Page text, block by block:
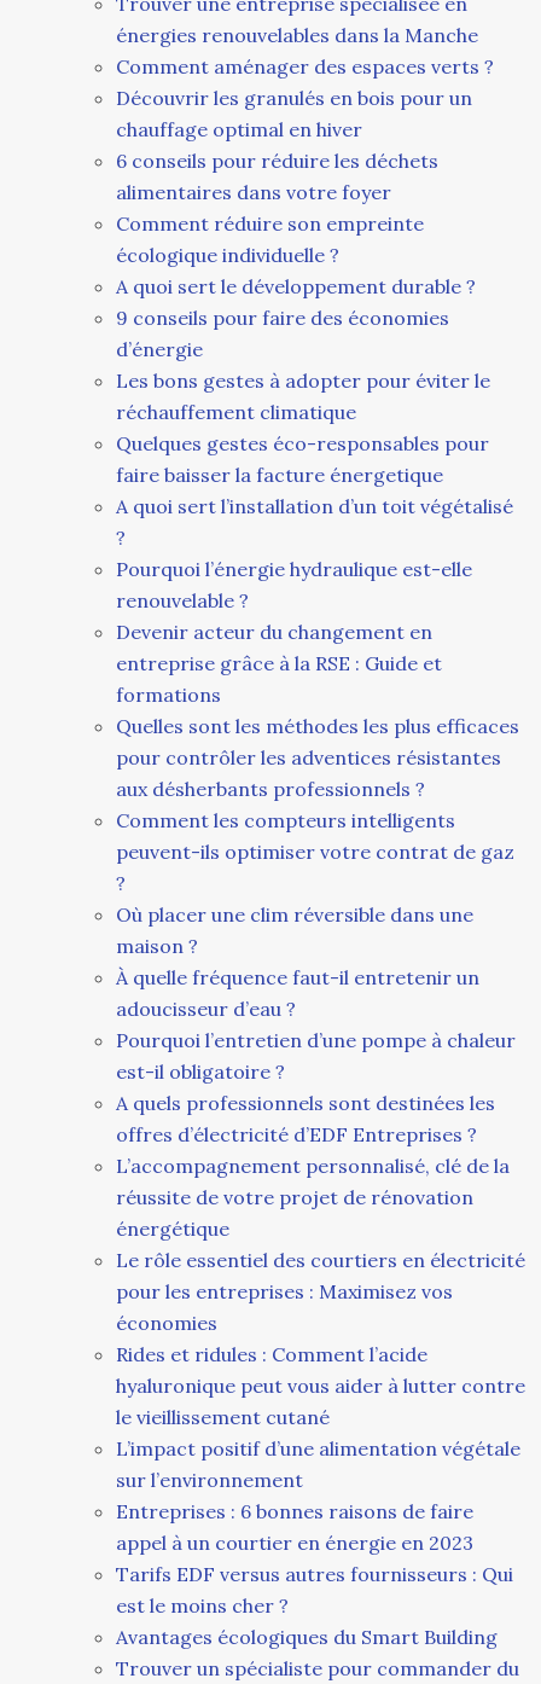
énergies renouvelables dans la Manche
Comment aménager des espaces verts ?
Découvrir les granulés en bois pour un
chauffage optimal en hiver
6 conseils pour réduire les déchets
alimentaires dans votre foyer
Comment réduire son empreinte
écologique individuelle ?
A quoi sert le développement durable ?
9 conseils pour faire des économies
d’énergie
Les bons gestes à adopter pour éviter le
réchauffement climatique
Quelques gestes éco-responsables pour
faire baisser la facture énergetique
A quoi sert l’installation d’un toit végétalisé
?
Pourquoi l’énergie hydraulique est-elle
renouvelable ?
Devenir acteur du changement en
entreprise grâce à la RSE : Guide et
formations
Quelles sont les méthodes les plus efficaces
pour contrôler les adventices résistantes
aux désherbants professionnels ?
Comment les compteurs intelligents
peuvent-ils optimiser votre contrat de gaz
?
Où placer une clim réversible dans une
maison ?
À quelle fréquence faut-il entretenir un
adoucisseur d’eau ?
Pourquoi l’entretien d’une pompe à chaleur
est-il obligatoire ?
A quels professionnels sont destinées les
offres d’électricité d’EDF Entreprises ?
L’accompagnement personnalisé, clé de la
réussite de votre projet de rénovation
énergétique
Le rôle essentiel des courtiers en électricité
pour les entreprises : Maximisez vos
économies
Rides et ridules : Comment l’acide
hyaluronique peut vous aider à lutter contre
le vieillissement cutané
L’impact positif d’une alimentation végétale
sur l’environnement
Entreprises : 6 bonnes raisons de faire
appel à un courtier en énergie en 2023
Tarifs EDF versus autres fournisseurs : Qui
est le moins cher ?
Avantages écologiques du Smart Building
Trouver un spécialiste pour commander du